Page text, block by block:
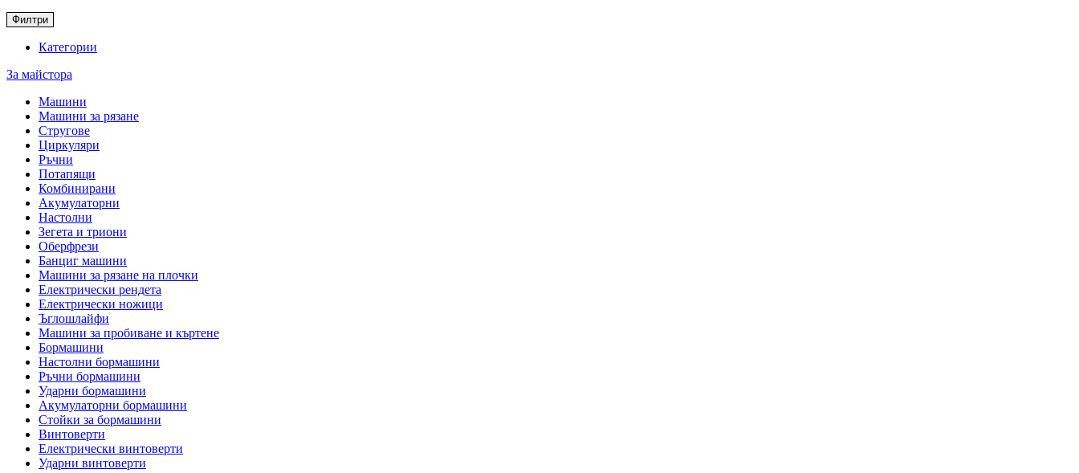
Филтри
Категории
За майстора
Машини
Машини за рязане
Стругове
Циркуляри
Ръчни
Потапящи
Комбинирани
Акумулаторни
Настолни
Зегета и триони
Оберфрези
Банциг машини
Машини за рязане на плочки
Електрически рендета
Електрически ножици
Ъглошлайфи
Машини за пробиване и къртене
Бормашини
Настолни бормашини
Ръчни бормашини
Ударни бормашини
Акумулаторни бормашини
Стойки за бормашини
Винтоверти
Електрически винтоверти
Ударни винтоверти